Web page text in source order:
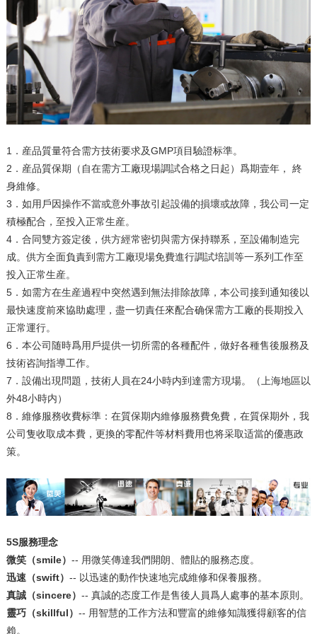
1．産品質量符合需方技術要求及GMP項目驗證标準。
2．産品質保期（自在需方工廠現場調試合格之日起）爲期壹年， 終
身維修。
3．如用戶因操作不當或意外事故引起設備的損壞或故障，我公司一定
積極配合，至投入正常生産。
4．合同雙方簽定後，供方經常密切與需方保持聯系，至設備制造完
成。供方全面負責到需方工廠現場免費進行調試培訓等一系列工作至
投入正常生産。
5．如需方在生産過程中突然遇到無法排除故障，本公司接到通知後以
最快速度前來協助處理，盡一切責任來配合确保需方工廠的長期投入
正常運行。
6．本公司随時爲用戶提供一切所需的各種配件，做好各種售後服務及
技術咨詢指導工作。
7．設備出現問題，技術人員在24小時内到達需方現場。（上海地區以
外48小時内）
8．維修服務收費标準：在質保期内維修服務費免費，在質保期外，我
公司隻收取成本費，更換的零配件等材料費用也将采取适當的優惠政
策。
5S服務理念
微笑（smile） -- 用微笑傳達我們開朗、體貼的服務态度。
迅速（swift） -- 以迅速的動作快速地完成維修和保養服務。
真誠（sincere） -- 真誠的态度工作是售後人員爲人處事的基本原則。
靈巧（skillful） -- 用智慧的工作方法和豐富的維修知識獲得顧客的信
賴。